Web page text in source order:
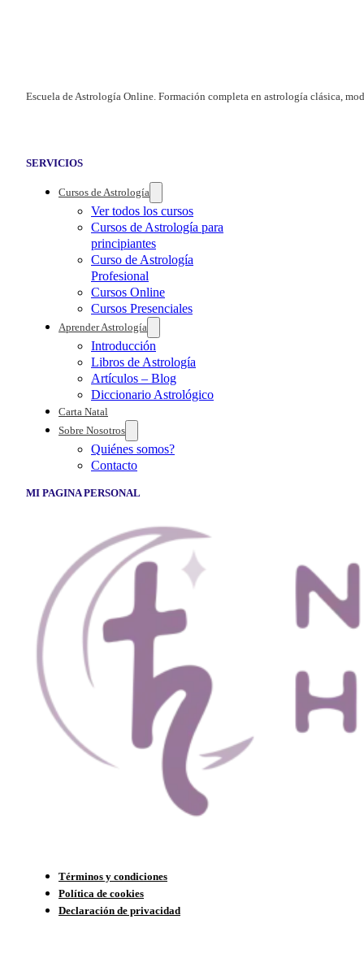
Escuela de Astrología Online. Formación completa en astrología clásica,
SERVICIOS
Cursos de Astrología
Ver todos los cursos
Cursos de Astrología para
principiantes
Curso de Astrología
Profesional
Cursos Online
Cursos Presenciales
Aprender Astrología
Introducción
Libros de Astrología
Artículos – Blog
Diccionario Astrológico
Carta Natal
Sobre Nosotros
Quiénes somos?
Contacto
MI PAGINA PERSONAL
Términos y condiciones
Política de cookies
Declaración de privacidad